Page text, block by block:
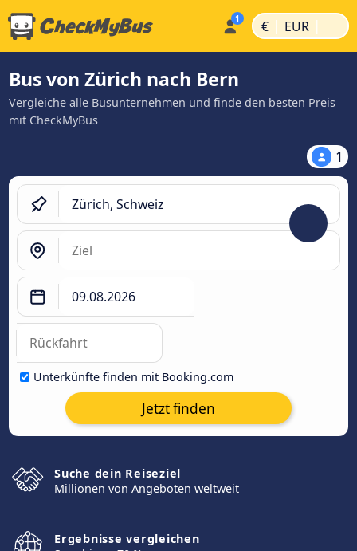
€ | EUR |
Bus von Zürich nach Bern
Vergleiche alle Busunternehmen und finde den besten Preis
mit CheckMyBus
1
Unterkünfte finden mit Booking.com
Jetzt finden
Suche dein Reiseziel
Millionen von Angeboten weltweit
Ergebnisse vergleichen